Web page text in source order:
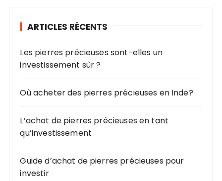
e
p
u
ARTICLES RÉCENTS
Les pierres précieuses sont-elles un
investissement sûr ?
Où acheter des pierres précieuses en Inde?
L’achat de pierres précieuses en tant
qu’investissement
Guide d’achat de pierres précieuses pour
investir